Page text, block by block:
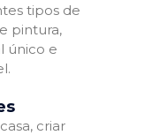
tipos de
pintura,
único e
criar